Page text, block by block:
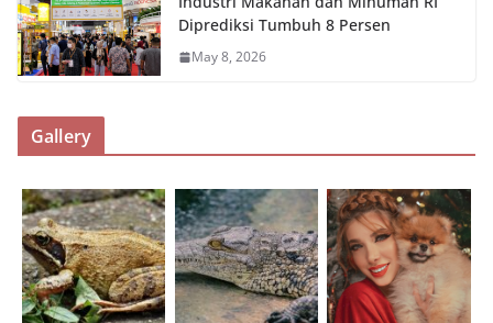
Diprediksi Tumbuh 8 Persen
May 8, 2026
Gallery